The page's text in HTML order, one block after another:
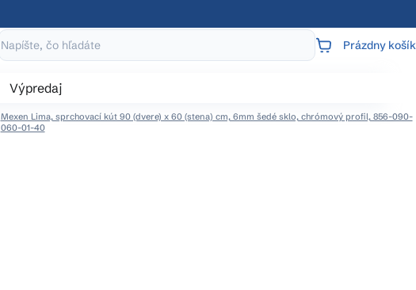
NÁKUPNÝ
Prázdny košík
Výpredaj
Mexen Lima, sprchovací kút 90 (dvere) x 60 (stena) cm, 6mm šedé sklo, chrómový profil, 856-090-
060-01-40